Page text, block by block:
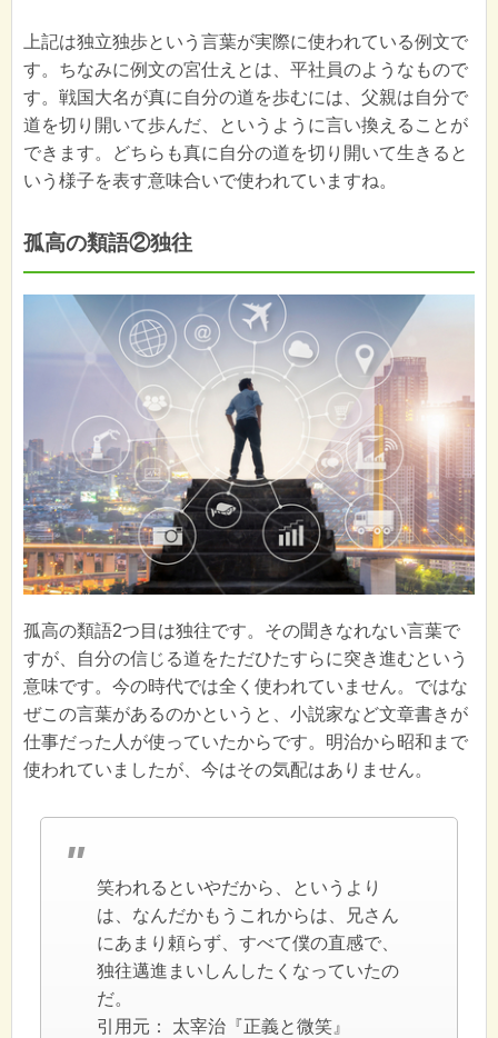
上記は独立独歩という言葉が実際に使われている例文で
す。ちなみに例文の宮仕えとは、平社員のようなもので
す。戦国大名が真に自分の道を歩むには、父親は自分で
道を切り開いて歩んだ、というように言い換えることが
できます。どちらも真に自分の道を切り開いて生きると
いう様子を表す意味合いで使われていますね。
孤高の類語②独往
孤高の類語2つ目は独往です。その聞きなれない言葉で
すが、自分の信じる道をただひたすらに突き進むという
意味です。今の時代では全く使われていません。ではな
ぜこの言葉があるのかというと、小説家など文章書きが
仕事だった人が使っていたからです。明治から昭和まで
使われていましたが、今はその気配はありません。
笑われるといやだから、というより
は、なんだかもうこれからは、兄さん
にあまり頼らず、すべて僕の直感で、
独往邁進まいしんしたくなっていたの
だ。
引用元： 太宰治『正義と微笑』